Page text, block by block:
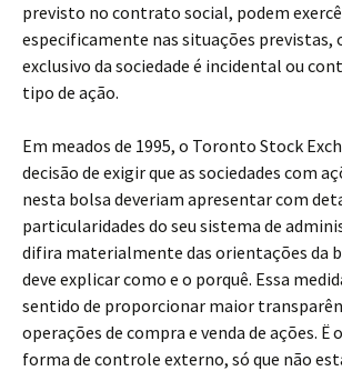
previsto no contrato social, podem
especificamente nas situações previstas,
exclusivo da sociedade é incidental ou
tipo de ação.
Em meados de 1995, o Toronto Stock
decisão de exigir que as sociedades com
nesta bolsa deveriam apresentar com
particularidades do seu sistema de
difira materialmente das orientações da
deve explicar como e o porquê. Essa
sentido de proporcionar maior
operações de compra e venda de ações. Ë
forma de controle externo, só que não